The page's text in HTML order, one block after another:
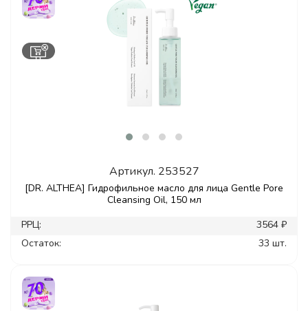
Артикул. 253527
[DR. ALTHEA] Гидрофильное масло для лица Gentle Pore
Cleansing Oil, 150 мл
РРЦ:
3564 ₽
Остаток:
33 шт.